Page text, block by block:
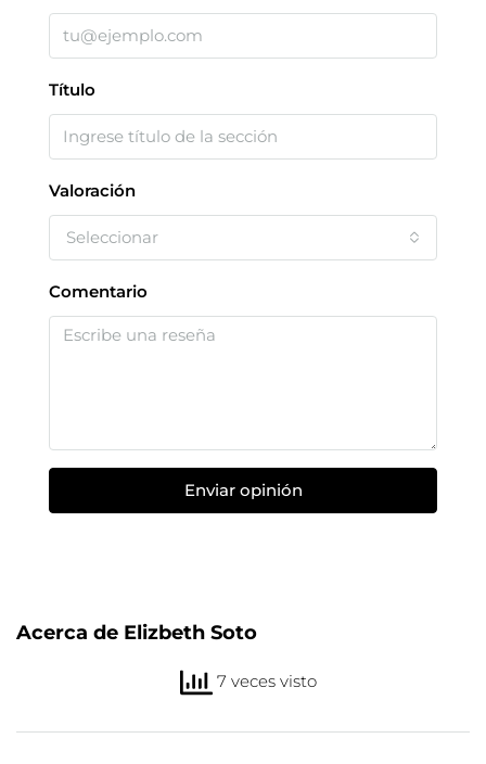
Título
Valoración
Seleccionar
Comentario
Enviar opinión
Acerca de Elizbeth Soto
7 veces visto